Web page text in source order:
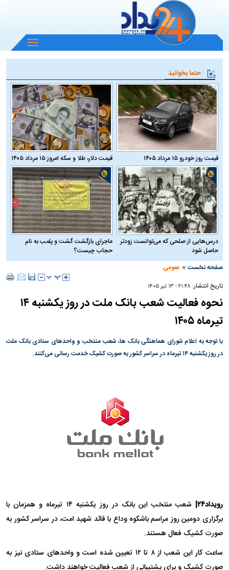
باز
و
منو
حتما بخوانید
قیمت روز خودرو ۱۵ مرداد ۱۴۰۵ قیمت دلار، طلا و سکه امروز ۱۵ مرداد ۱۴۰۵
درس‌هایی از صلحی که می‌توانست زودتر
حاصل شود
ماجرای بازگشت گشت و پلمب به نام
حجاب چیست؟
صفحه نخست » عمومی
تاریخ انتشار: ۲۱:۴۸ - ۱۳ تير ۱۴۰۵
نحوه فعالیت شعب بانک ملت در روز یکشنبه ۱۴
تیرماه ۱۴۰۵
با توجه به اعلام شورای هماهنگی بانک ها، شعب منتخب و واحد‌های ستادی بانک ملت
در روز یکشنبه ۱۴ تیرماه در سراسر کشور به صورت کشیک خدمت رسانی می‌کنند.
رویداد۲۴|
شعب منتخب این بانک در روز یکشنبه ۱۴ تیرماه و همزمان با
برگزاری دومین روز مراسم باشکوه وداع با قائد شهید امت، در سراسر کشور به
صورت کشیک فعال هستند.
ساعت کار این شعب از ۸ تا ۱۲ تعیین شده است و واحد‌های ستادی نیز به
صورت کشیک و برای پشتیبانی از شعب فعالیت خواهند داشت.